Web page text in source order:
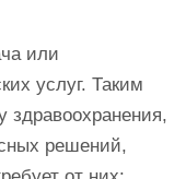
или
услуг. Таким
здравоохранения,
решений,